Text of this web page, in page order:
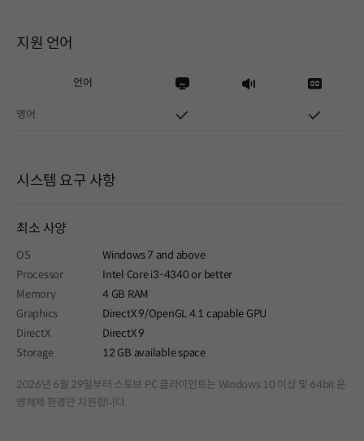
지원 언어
언어
영어
시스템 요구 사항
최소 사양
OS
Windows 7 and above
Processor
Intel Core i3-4340 or better
Memory
4 GB RAM
Graphics
DirectX 9/OpenGL 4.1 capable GPU
DirectX
DirectX 9
Storage
12 GB available space
2026년 6월 29일부터 스토브 PC 클라이언트는 Windows 10 이상 및 64bit 운
영체제 환경만 지원합니다.